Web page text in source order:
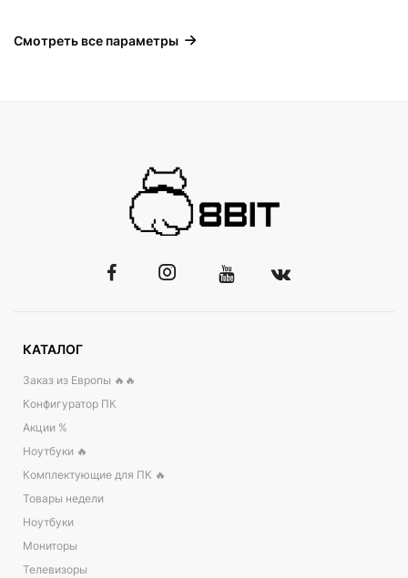
Смотреть все параметры
КАТАЛОГ
Заказ из Европы 🔥🔥
Конфигуратор ПК
Акции %
Ноутбуки 🔥
Комплектующие для ПК 🔥
Товары недели
Ноутбуки
Мониторы
Телевизоры